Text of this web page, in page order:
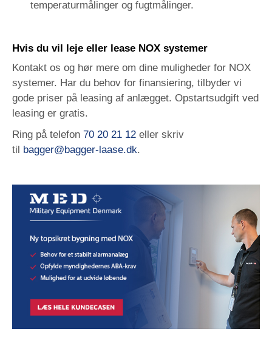
temperaturmålinger og fugtmålinger.
Hvis du vil leje eller lease NOX systemer
Kontakt os og hør mere om dine muligheder for NOX
systemer. Har du behov for finansiering, tilbyder vi
gode priser på leasing af anlægget. Opstartsudgift ved
leasing er gratis.
Ring på telefon 70 20 21 12 eller skriv
til
bagger@bagger-laase.dk.